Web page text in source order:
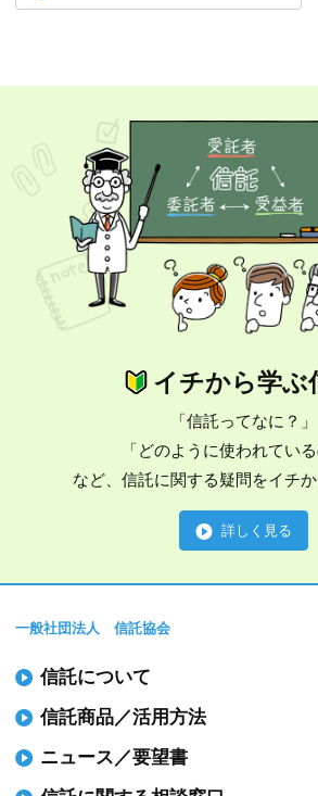
イチから学ぶ
「信託ってなに？」
「どのように使われている
など、信託に関する疑問をイチか
詳しく見る
一般社団法人 信託協会
信託について
信託商品／活用方法
ニュース／要望書